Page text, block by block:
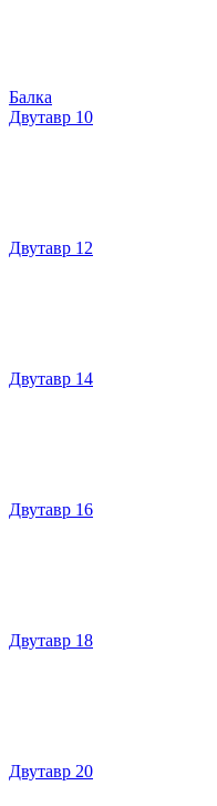
Балка
Двутавр 10
Двутавр 12
Двутавр 14
Двутавр 16
Двутавр 18
Двутавр 20